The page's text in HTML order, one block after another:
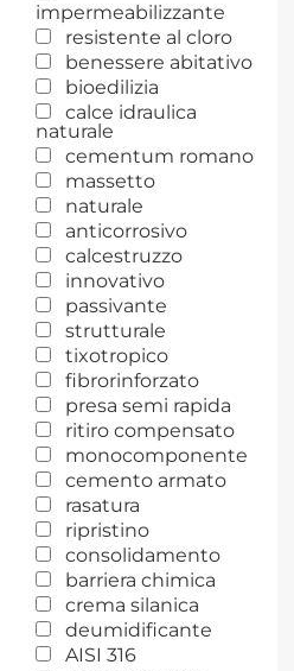
impermeabilizzante
resistente al cloro
benessere abitativo
bioedilizia
calce idraulica
naturale
cementum romano
massetto
naturale
anticorrosivo
calcestruzzo
innovativo
passivante
strutturale
tixotropico
fibrorinforzato
presa semi rapida
ritiro compensato
monocomponente
cemento armato
rasatura
ripristino
consolidamento
barriera chimica
crema silanica
deumidificante
AISI 316